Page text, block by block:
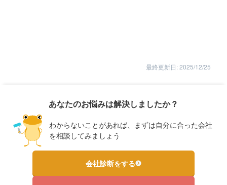
最終更新日: 2025/12/25
あなたのお悩みは解決しましたか？
わからないことがあれば、まずは自分に合った会社
を相談してみましょう
会社診断をする